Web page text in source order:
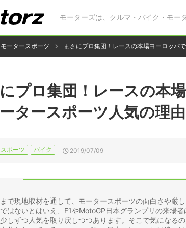
モーターズは、クルマ・バイク・モー
モータースポーツ まさにプロ集団！レースの本場ヨーロッパ
プロ集団！レースの本
タースポーツ人気の理
ポーツ バイク 2019/07/09
で現地取材を通して、モータースポーツの面白さや厳
はないとはいえ、F1やMotoGP日本グランプリの来場
しずつ人気を取り戻しつつあります。そこで気になる